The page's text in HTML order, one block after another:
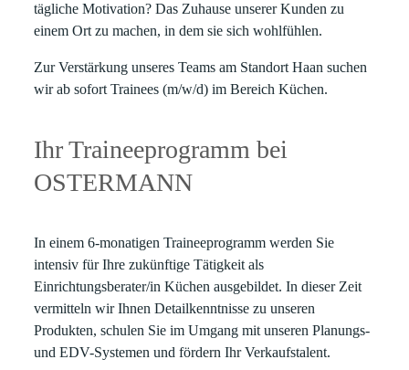
tägliche Motivation? Das Zuhause unserer Kunden zu
einem Ort zu machen, in dem sie sich wohlfühlen.
Zur Verstärkung unseres Teams am Standort Haan suchen
wir ab sofort Trainees (m/w/d) im Bereich Küchen.
Ihr Traineeprogramm bei
OSTERMANN
In einem 6-monatigen Traineeprogramm werden Sie
intensiv für Ihre zukünftige Tätigkeit als
Einrichtungsberater/in Küchen ausgebildet. In dieser Zeit
vermitteln wir Ihnen Detailkenntnisse zu unseren
Produkten, schulen Sie im Umgang mit unseren Planungs-
und EDV-Systemen und fördern Ihr Verkaufstalent.